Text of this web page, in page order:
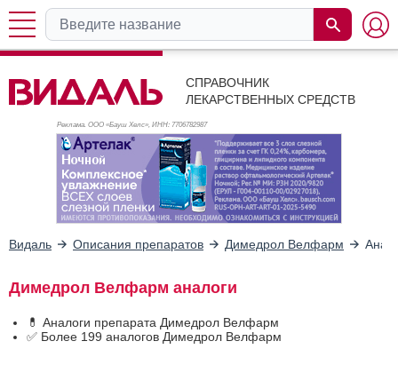
СПРАВОЧНИК
ЛЕКАРСТВЕННЫХ СРЕДСТВ
Реклама. ООО «Бауш Хелс», ИНН: 7706782987
Видаль Описания препаратов Димедрол Велфарм
Димедрол Велфарм аналоги
💊 Аналоги препарата Димедрол Велфарм
✅ Более 199 аналогов Димедрол Велфарм